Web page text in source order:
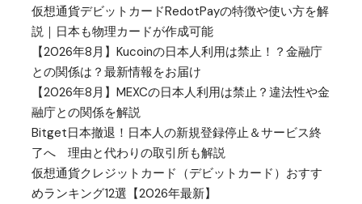
仮想通貨デビットカードRedotPayの特徴や使い方を解
説｜日本も物理カードが作成可能
【2026年8月】Kucoinの日本人利用は禁止！？金融庁
との関係は？最新情報をお届け
【2026年8月】MEXCの日本人利用は禁止？違法性や金
融庁との関係を解説
Bitget日本撤退！日本人の新規登録停止＆サービス終
了へ 理由と代わりの取引所も解説
仮想通貨クレジットカード（デビットカード）おすす
めランキング12選【2026年最新】